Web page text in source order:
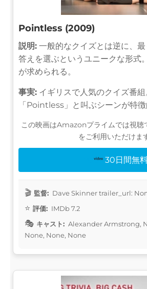
Pointless (2009)
説明: 一般的なクイズとは逆に、
答えを選ぶというユニークな形式
が求められる。
事実: イギリスで人気のクイズ番
「Pointless」と叫ぶシーンが特徴
この映画はAmazonプライムでは視聴
をご利用いただけま
30日間無
監督: Dave Skinner trailer_url:
評価: IMDb 7.2
キャスト: Alexander Armstrong,
None, None, None